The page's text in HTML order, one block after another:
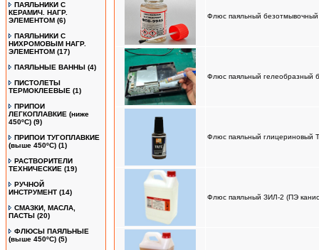
ПАЯЛЬНИКИ С
КЕРАМИЧ. НАГР.
ЭЛЕМЕНТОМ (6)
ПАЯЛЬНИКИ С
НИХРОМОВЫМ НАГР.
ЭЛЕМЕНТОМ (17)
ПАЯЛЬНЫЕ ВАННЫ (4)
ПИСТОЛЕТЫ
ТЕРМОКЛЕЕВЫЕ (1)
ПРИПОИ
ЛЕГКОПЛАВКИЕ (ниже
450ºС) (9)
ПРИПОИ ТУГОПЛАВКИЕ
(выше 450ºС) (1)
РАСТВОРИТЕЛИ
ТЕХНИЧЕСКИЕ (19)
РУЧНОЙ
ИНСТРУМЕНТ (14)
СМАЗКИ, МАСЛА,
ПАСТЫ (20)
ФЛЮСЫ ПАЯЛЬНЫЕ
(выше 450ºC) (5)
Флюс паяльный
Флюс паяльный гелеобразный
Флюс паяльный глицериновый
Флюс паяльный ЗИЛ-2 (ПЭ